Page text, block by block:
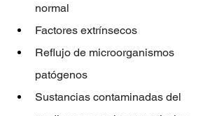
normal
Factores extrínsecos
Reflujo de microorganismos
patógenos
Sustancias contaminadas del